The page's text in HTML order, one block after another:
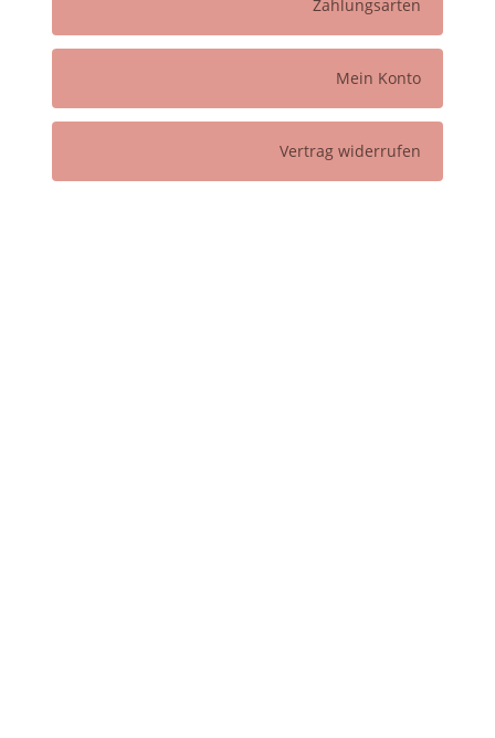
Zahlungsarten
Mein Konto
Vertrag widerrufen